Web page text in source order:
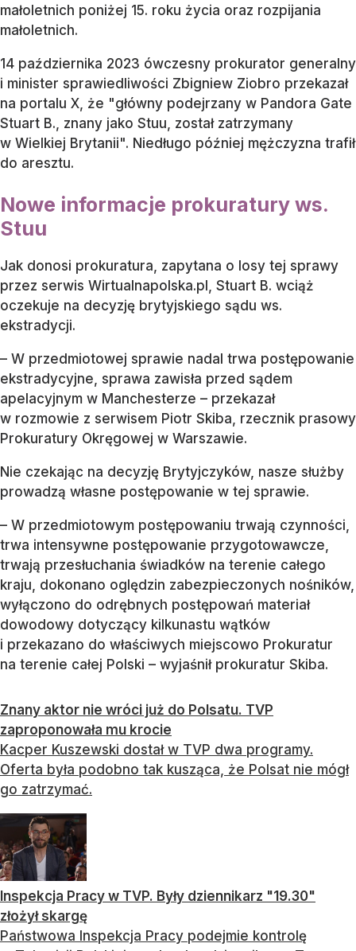
małoletnich poniżej 15. roku życia oraz rozpijania
małoletnich.
14 października 2023 ówczesny prokurator generalny
i minister sprawiedliwości Zbigniew Ziobro przekazał
na portalu X, że "główny podejrzany w Pandora Gate
Stuart B., znany jako Stuu, został zatrzymany
w Wielkiej Brytanii". Niedługo później mężczyzna trafił
do aresztu.
Nowe informacje prokuratury ws.
Stuu
Jak donosi prokuratura, zapytana o losy tej sprawy
przez serwis Wirtualnapolska.pl, Stuart B. wciąż
oczekuje na decyzję brytyjskiego sądu ws.
ekstradycji.
– W przedmiotowej sprawie nadal trwa postępowanie
ekstradycyjne, sprawa zawisła przed sądem
apelacyjnym w Manchesterze – przekazał
w rozmowie z serwisem Piotr Skiba, rzecznik prasowy
Prokuratury Okręgowej w Warszawie.
Nie czekając na decyzję Brytyjczyków, nasze służby
prowadzą własne postępowanie w tej sprawie.
– W przedmiotowym postępowaniu trwają czynności,
trwa intensywne postępowanie przygotowawcze,
trwają przesłuchania świadków na terenie całego
kraju, dokonano oględzin zabezpieczonych nośników,
wyłączono do odrębnych postępowań materiał
dowodowy dotyczący kilkunastu wątków
i przekazano do właściwych miejscowo Prokuratur
na terenie całej Polski – wyjaśnił prokuratur Skiba.
Znany aktor nie wróci już do Polsatu. TVP
zaproponowała mu krocie
Kacper Kuszewski dostał w TVP dwa programy.
Oferta była podobno tak kusząca, że Polsat nie mógł
go zatrzymać.
Inspekcja Pracy w TVP. Były dziennikarz "19.30"
złożył skargę
Państwowa Inspekcja Pracy podejmie kontrolę